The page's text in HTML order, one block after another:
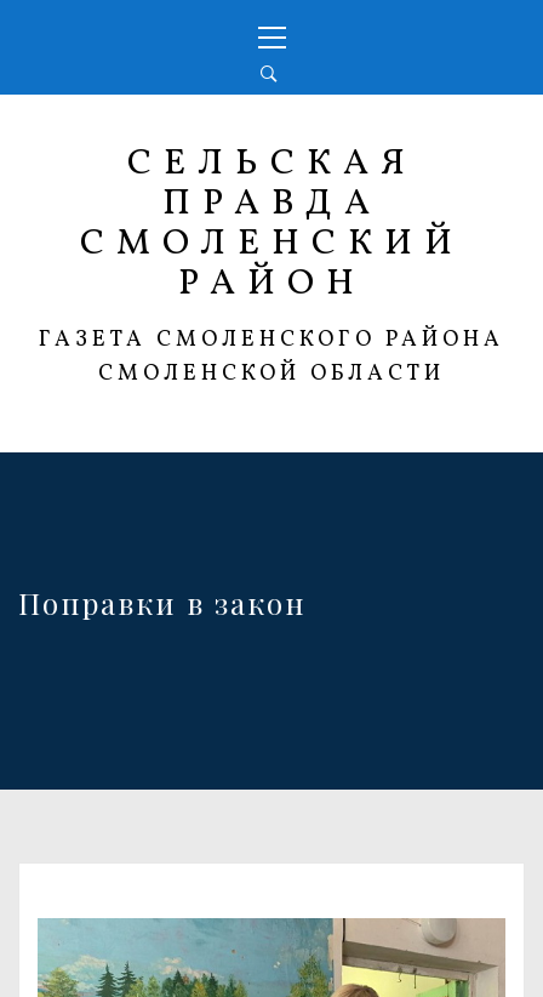
меню
СЕЛЬСКАЯ
ПРАВДА
СМОЛЕНСКИЙ
РАЙОН
ГАЗЕТА СМОЛЕНСКОГО РАЙОНА
СМОЛЕНСКОЙ ОБЛАСТИ
Поправки в закон